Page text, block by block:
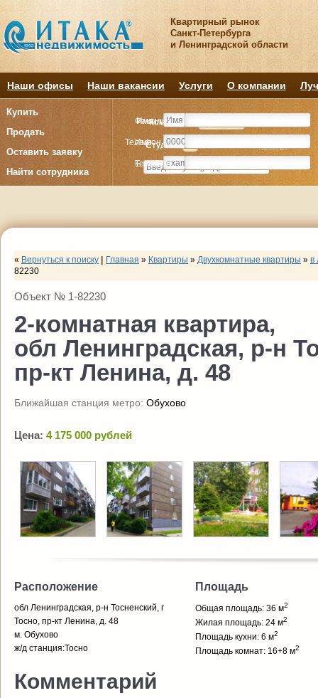
Квартирный рынок
Санкт-Петербурга
и Ленинградской области
Наши офисы Наши вакансии Услуги О компании
Купить
Продать
Оставить заявку
Найти сотрудника
Комнату
Студия Комнат
Комнату
Студия Комнат
Имя
Телефон
E-mail
Фамилия
Имя
Телефон
« Вернуться к поиску Главная » Квартиры » Двухкомнатные квартиры » в
82230
Объект № 1-82230
2-комнатная квартира,
обл Ленинградская, р-н
пр-кт Ленина, д. 48
Ближайшая станция метро: Обухово
Цена: 4 175 000 рублей
Расположение
обл Ленинградская, р-н Тосненский, г
Тосно, пр-кт Ленина, д. 48
м. Обухово
ж/д станция:Тосно
Площадь
Общая площадь: 36 м2
Жилая площадь: 24 м2
Площадь кухни: 6 м2
Площадь комнат: 16+8 м2
Комментарий